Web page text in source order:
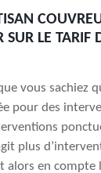
SUR LE TARIF
vous sachiez
pour des
plus
alors en compte